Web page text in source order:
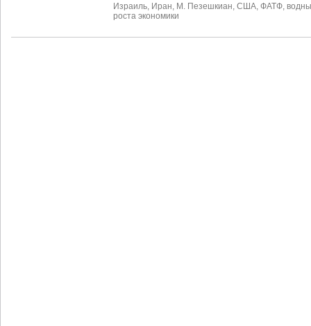
Израиль Иран М. Пезешкиан США ФАТФ
роста экономики